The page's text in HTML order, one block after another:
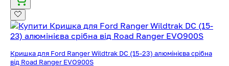
Кришка для Ford Ranger Wildtrak DC (15-23) алюмінієва срібна
від Road Ranger EVO900S